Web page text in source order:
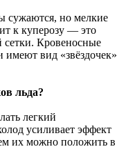
сужаются, но мелкие
к куперозу — это
сетки. Кровеносные
имеют вид «звёздочек»
льда?
легкий
усиливает эффект
их можно положить в